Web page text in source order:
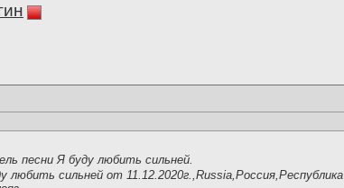
песни Я буду любить сильней.
сильней от 11.12.2020г.,Russia,Россия,Республика